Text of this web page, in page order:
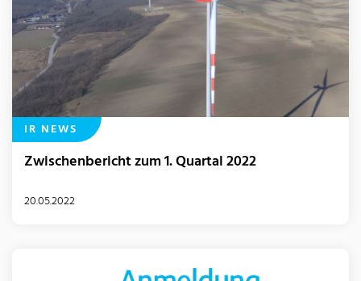
IR NEWS
Zwischenbericht zum 1. Quartal 2022
20.05.2022